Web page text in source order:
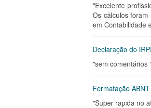
"Excelente
Os cálculos
em Contabilidade
Declaração do
"sem comentários
Formatação
"Super rapida no